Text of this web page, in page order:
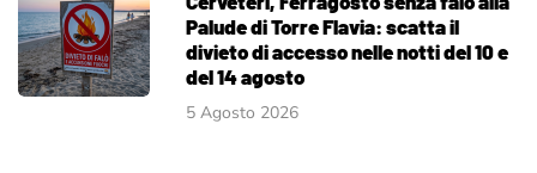
Palude di Torre Flavia: scatta il
divieto di accesso nelle notti del 10 e
del 14 agosto
5 Agosto 2026